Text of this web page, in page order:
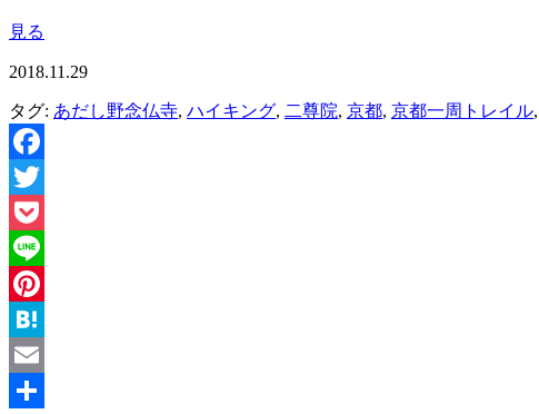
見る
2018.11.29
タグ: あだし野念仏寺, ハイキング, 二尊院, 京都, 京都一周トレイル,
Facebook
Twitter
Pocket
Line
Pinterest
Hatena
Email